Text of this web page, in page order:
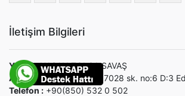
İletişim Bilgileri
Yetkili :HASAN TOLGA SAVAŞ
Adres :Cumhuriyet Mh. 7028 sk. no:6 D:3
Telefon : +90(850) 532 0 502